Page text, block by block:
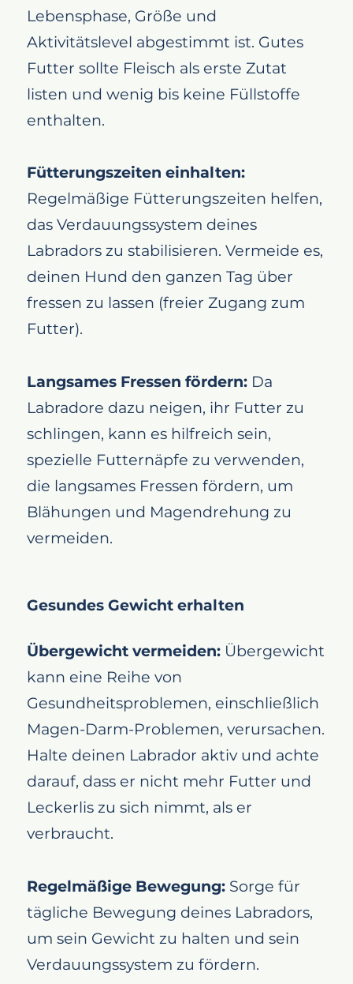
Lebensphase, Größe und
Aktivitätslevel abgestimmt ist. Gutes
Futter sollte Fleisch als erste Zutat
listen und wenig bis keine Füllstoffe
enthalten.
Fütterungszeiten einhalten:
Regelmäßige Fütterungszeiten helfen,
das Verdauungssystem deines
Labradors zu stabilisieren. Vermeide es,
deinen Hund den ganzen Tag über
fressen zu lassen (freier Zugang zum
Futter).
Langsames Fressen fördern: Da
Labradore dazu neigen, ihr Futter zu
schlingen, kann es hilfreich sein,
spezielle Futternäpfe zu verwenden,
die langsames Fressen fördern, um
Blähungen und Magendrehung zu
vermeiden.
Gesundes Gewicht erhalten
Übergewicht vermeiden: Übergewicht
kann eine Reihe von
Gesundheitsproblemen, einschließlich
Magen-Darm-Problemen, verursachen.
Halte deinen Labrador aktiv und achte
darauf, dass er nicht mehr Futter und
Leckerlis zu sich nimmt, als er
verbraucht.
Regelmäßige Bewegung: Sorge für
tägliche Bewegung deines Labradors,
um sein Gewicht zu halten und sein
Verdauungssystem zu fördern.